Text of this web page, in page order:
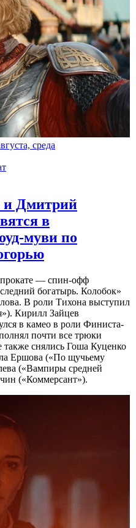
среда
и Дмитрий
в
муви по
прокате — спин-офф
богатырь. Колобок»
В роли Тихона выступил
Кирилл Зайцев
в камео в роли Финиста-
почти все трюки
также снялись Гоша Куценко
Ершова («По щучьему
(«Вампиры средней
(«Коммерсант»).